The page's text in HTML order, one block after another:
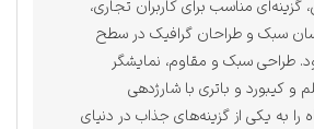
مناسب برای کاربران تجاری،
سبک و طراحان گرافیک در سطح
سبک و مقاوم، نمایشگر
و کیبورد و باتری با شارژدهی
را به یکی از گزینه‌های جذاب در دنیای